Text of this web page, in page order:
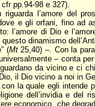
pp.94-98 e 327).
l’amore del
e gli orfani, fino ad
l’amore di Dio e
dinamismo
(Mt25,40) –. Con la
– conta
da vicino e ci
il Dio vicino a noi in
la quale egli
dell’invidia e
economico, che